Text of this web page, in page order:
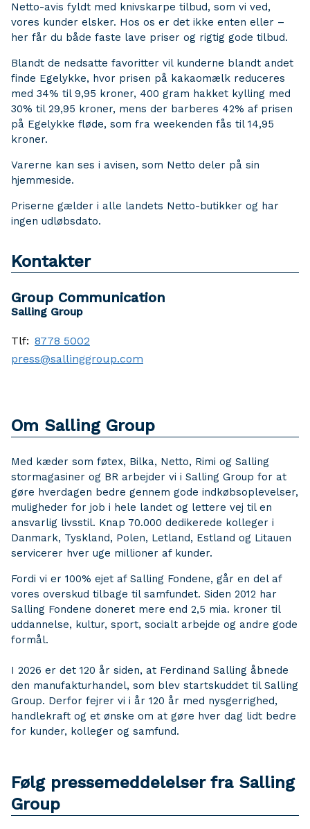
Netto-avis fyldt med knivskarpe tilbud, som vi ved,
vores kunder elsker. Hos os er det ikke enten eller –
her får du både faste lave priser og rigtig gode tilbud.
Blandt de nedsatte favoritter vil kunderne blandt andet
finde Egelykke, hvor prisen på kakaomælk reduceres
med 34% til 9,95 kroner, 400 gram hakket kylling med
30% til 29,95 kroner, mens der barberes 42% af prisen
på Egelykke fløde, som fra weekenden fås til 14,95
kroner.
Varerne kan ses i avisen, som Netto deler på sin
hjemmeside.
Priserne gælder i alle landets Netto-butikker og har
ingen udløbsdato.
Kontakter
Group Communication
Salling Group
Tlf: 8778 5002
press@sallinggroup.com
Om Salling Group
Med kæder som føtex, Bilka, Netto, Rimi og Salling
stormagasiner og BR arbejder vi i Salling Group for at
gøre hverdagen bedre gennem gode indkøbsoplevelser,
muligheder for job i hele landet og lettere vej til en
ansvarlig livsstil. Knap 70.000 dedikerede kolleger i
Danmark, Tyskland, Polen, Letland, Estland og Litauen
servicerer hver uge millioner af kunder.
Fordi vi er 100% ejet af Salling Fondene, går en del af
vores overskud tilbage til samfundet. Siden 2012 har
Salling Fondene doneret mere end 2,5 mia. kroner til
uddannelse, kultur, sport, socialt arbejde og andre gode
formål.
I 2026 er det 120 år siden, at Ferdinand Salling åbnede
den manufakturhandel, som blev startskuddet til Salling
Group. Derfor fejrer vi i år 120 år med nysgerrighed,
handlekraft og et ønske om at gøre hver dag lidt bedre
for kunder, kolleger og samfund.
Følg pressemeddelelser fra Salling
Group